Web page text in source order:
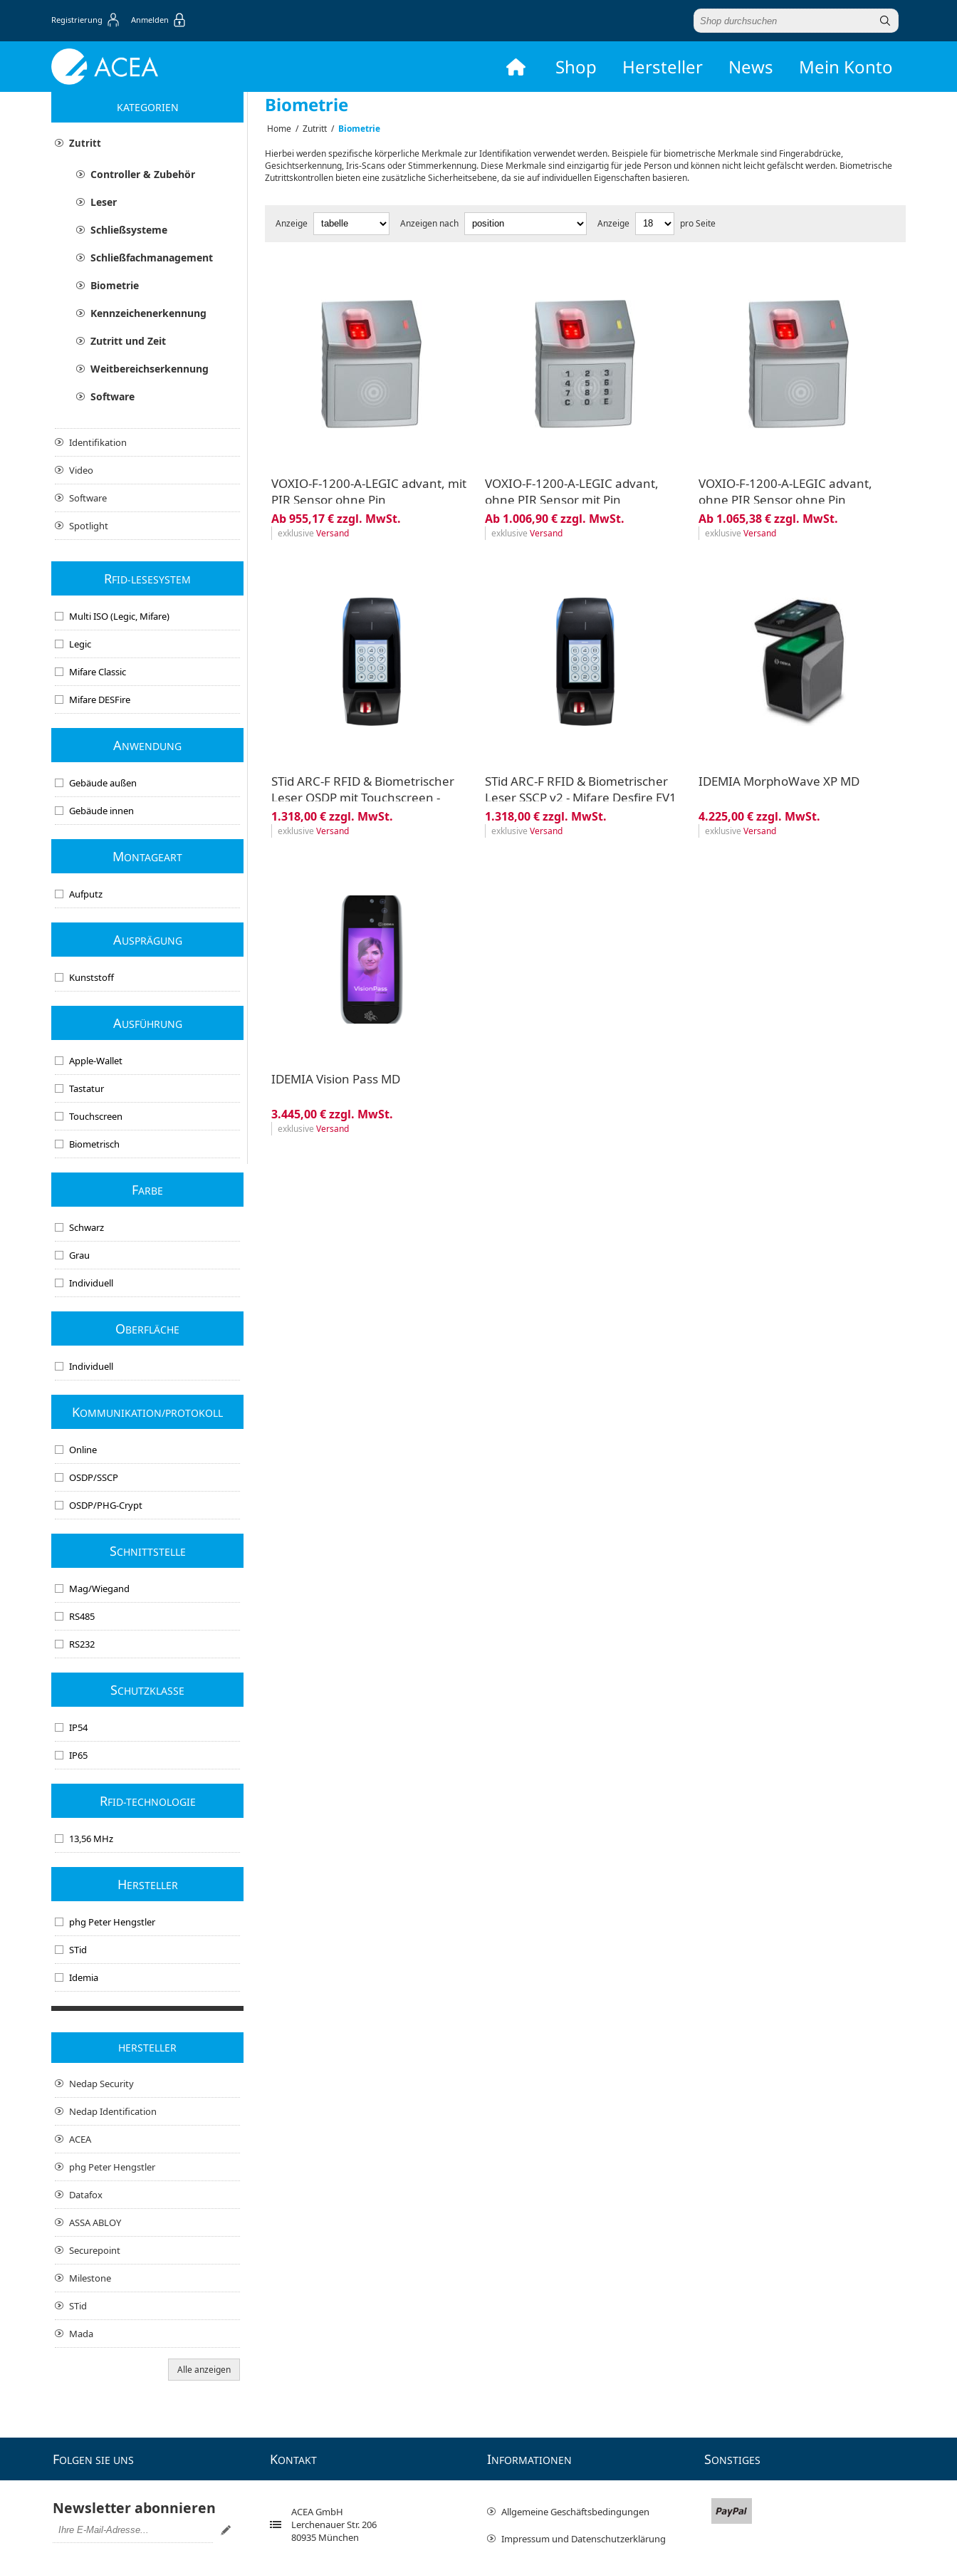
Registrierung Anmelden
Shop Hersteller News
Mein Konto
Biometrie
Home / Zutritt / Biometrie
Hierbei werden spezifische körperliche Merkmale zur Identifikation verwendet werden. Beispiele für biometrische Merkmale sind Fingerabdrücke,
Gesichtserkennung, Iris-Scans oder Stimmerkennung. Diese Merkmale sind einzigartig für jede Person und können nicht leicht gefälscht werden. Biometrische
Zutrittskontrollen bieten eine zusätzliche Sicherheitsebene, da sie auf individuellen Eigenschaften basieren.
Anzeige Anzeigen nach Anzeige pro Seite
VOXIO-F-1200-A-LEGIC advant, mit
PIR Sensor ohne Pin
Ab 955,17 € zzgl. MwSt.
exklusive Versand
VOXIO-F-1200-A-LEGIC advant,
ohne PIR Sensor mit Pin
Ab 1.006,90 € zzgl. MwSt.
exklusive Versand
VOXIO-F-1200-A-LEGIC advant,
ohne PIR Sensor ohne Pin
Ab 1.065,38 € zzgl. MwSt.
exklusive Versand
STid ARC-F RFID & Biometrischer
Leser OSDP mit Touchscreen -
Mifare Desfire EV1 & EV2, Mifare
Plus - RS485
1.318,00 € zzgl. MwSt.
exklusive Versand
STid ARC-F RFID & Biometrischer
Leser SSCP v2 - Mifare Desfire EV1
& EV2, Mifare Plus - RS485
1.318,00 € zzgl. MwSt.
exklusive Versand
IDEMIA MorphoWave XP MD
4.225,00 € zzgl. MwSt.
exklusive Versand
IDEMIA Vision Pass MD
3.445,00 € zzgl. MwSt.
exklusive Versand
KATEGORIEN
Zutritt
Controller & Zubehör
Leser
Schließsysteme
Schließfachmanagement
Biometrie
Kennzeichenerkennung
Zutritt und Zeit
Weitbereichserkennung
Software
Identifikation
Video
Software
Spotlight
RFID-LESESYSTEM
Multi ISO (Legic, Mifare)
Legic
Mifare Classic
Mifare DESFire
ANWENDUNG
Gebäude außen
Gebäude innen
MONTAGEART
Aufputz
AUSPRÄGUNG
Kunststoff
AUSFÜHRUNG
Apple-Wallet
Tastatur
Touchscreen
Biometrisch
FARBE
Schwarz
Grau
Individuell
OBERFLÄCHE
Individuell
KOMMUNIKATION/PROTOKOLL
Online
OSDP/SSCP
OSDP/PHG-Crypt
SCHNITTSTELLE
Mag/Wiegand
RS485
RS232
SCHUTZKLASSE
IP54
IP65
RFID-TECHNOLOGIE
13,56 MHz
HERSTELLER
phg Peter Hengstler
STid
Idemia
HERSTELLER
Nedap Security
Nedap Identification
ACEA
phg Peter Hengstler
Datafox
ASSA ABLOY
Securepoint
Milestone
STid
Mada
Alle anzeigen
FOLGEN SIE UNS
Newsletter abonnieren
KONTAKT
ACEA GmbH
Lerchenauer Str. 206
80935 München
INFORMATIONEN
Allgemeine Geschäftsbedingungen
Impressum und Datenschutzerklärung
SONSTIGES